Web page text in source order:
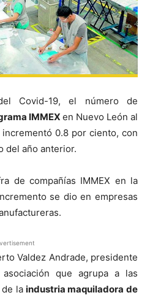
Covid-19, el número de
IMMEX en Nuevo León al
0.8 por ciento, con
del año anterior.
de compañías IMMEX en la
se dio en empresas
Valdez Andrade, presidente
que agrupa a las
laindustria maquiladora de